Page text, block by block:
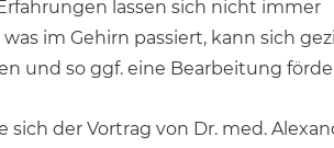
lassen sich nicht immer
im Gehirn passiert, kann sich
und so ggf. eine Bearbeitung
sich der Vortrag von Dr. med.